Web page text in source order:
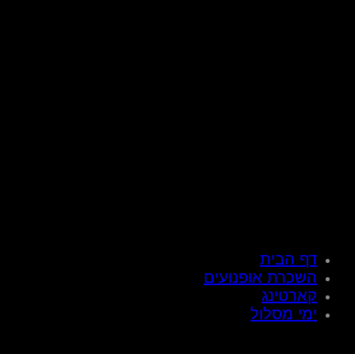
דף הבית
השכרת אופנועים
קארטינג
ימי מסלול